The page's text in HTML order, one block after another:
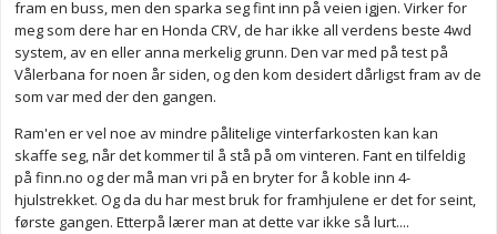
fram en buss, men den sparka seg fint inn på veien igjen. Virker for
meg som dere har en Honda CRV, de har ikke all verdens beste 4wd
system, av en eller anna merkelig grunn. Den var med på test på
Vålerbana for noen år siden, og den kom desidert dårligst fram av de
som var med der den gangen.
Ram'en er vel noe av mindre pålitelige vinterfarkosten kan kan
skaffe seg, når det kommer til å stå på om vinteren. Fant en tilfeldig
på finn.no og der må man vri på en bryter for å koble inn 4-
hjulstrekket. Og da du har mest bruk for framhjulene er det for seint,
første gangen. Etterpå lærer man at dette var ikke så lurt....